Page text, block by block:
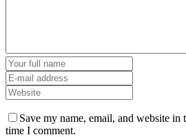
Save my name, email, and website
time I comment.